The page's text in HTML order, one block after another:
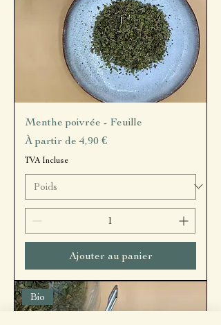
Menthe poivrée - Feuille
À partir de4,90 €
Prix promotionnel
TVA Incluse
Ajouter au panier
Bio